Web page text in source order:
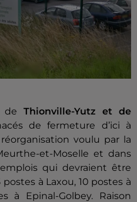
de Thionville-Yutz et de
de fermeture d’ici à
voulu par la
et-Moselle et dans
qui devraient être
à Laxou, 10 postes à
à Epinal-Golbey. Raison